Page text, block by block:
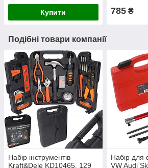
Купити 785₴
Подібні товари компанії
Набір інструментів
Kraft&Dele KD10465, 129
Набір для
VW Audi